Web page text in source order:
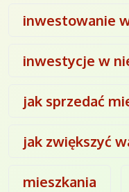
inwestowanie
inwestycje w
jak sprzedać
jak zwiększyć
mieszkania